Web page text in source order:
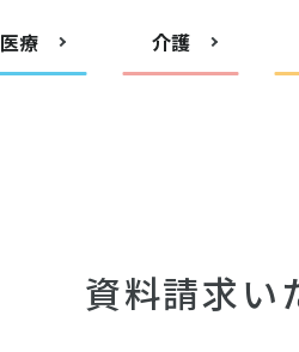
医療 介護
資料請求い